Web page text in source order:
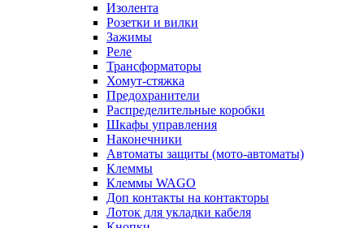
Изолента
Розетки и вилки
Зажимы
Реле
Трансформаторы
Хомут-стяжка
Предохранители
Распределительные коробки
Шкафы управления
Наконечники
Автоматы защиты (мото-автоматы)
Клеммы
Клеммы WAGO
Доп контакты на контакторы
Лоток для укладки кабеля